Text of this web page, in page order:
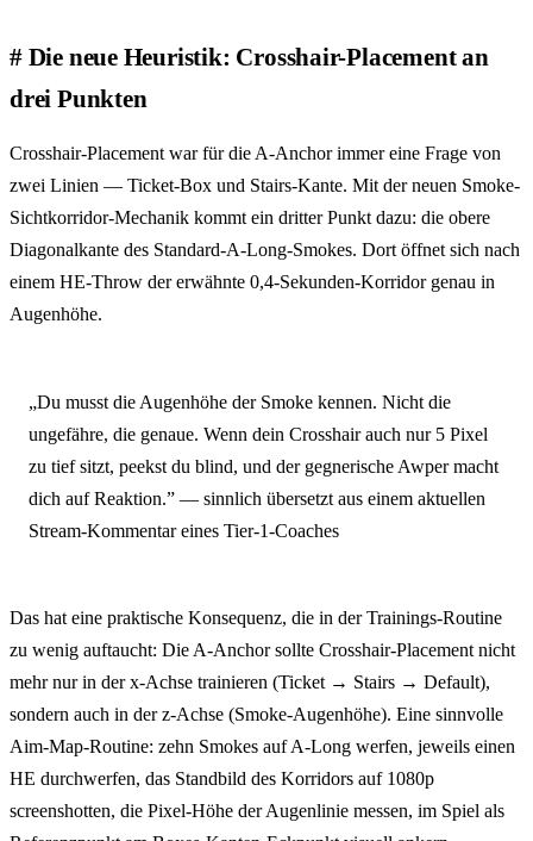
Die neue Heuristik: Crosshair-Placement an
drei Punkten
Crosshair-Placement war für die A-Anchor immer eine Frage von
zwei Linien — Ticket-Box und Stairs-Kante. Mit der neuen Smoke-
Sichtkorridor-Mechanik kommt ein dritter Punkt dazu: die obere
Diagonalkante des Standard-A-Long-Smokes. Dort öffnet sich nach
einem HE-Throw der erwähnte 0,4-Sekunden-Korridor genau in
Augenhöhe.
„Du musst die Augenhöhe der Smoke kennen. Nicht die
ungefähre, die genaue. Wenn dein Crosshair auch nur 5 Pixel
zu tief sitzt, peekst du blind, und der gegnerische Awper macht
dich auf Reaktion.” — sinnlich übersetzt aus einem aktuellen
Stream-Kommentar eines Tier-1-Coaches
Das hat eine praktische Konsequenz, die in der Trainings-Routine
zu wenig auftaucht: Die A-Anchor sollte Crosshair-Placement nicht
mehr nur in der x-Achse trainieren (Ticket → Stairs → Default),
sondern auch in der z-Achse (Smoke-Augenhöhe). Eine sinnvolle
Aim-Map-Routine: zehn Smokes auf A-Long werfen, jeweils einen
HE durchwerfen, das Standbild des Korridors auf 1080p
screenshotten, die Pixel-Höhe der Augenlinie messen, im Spiel als